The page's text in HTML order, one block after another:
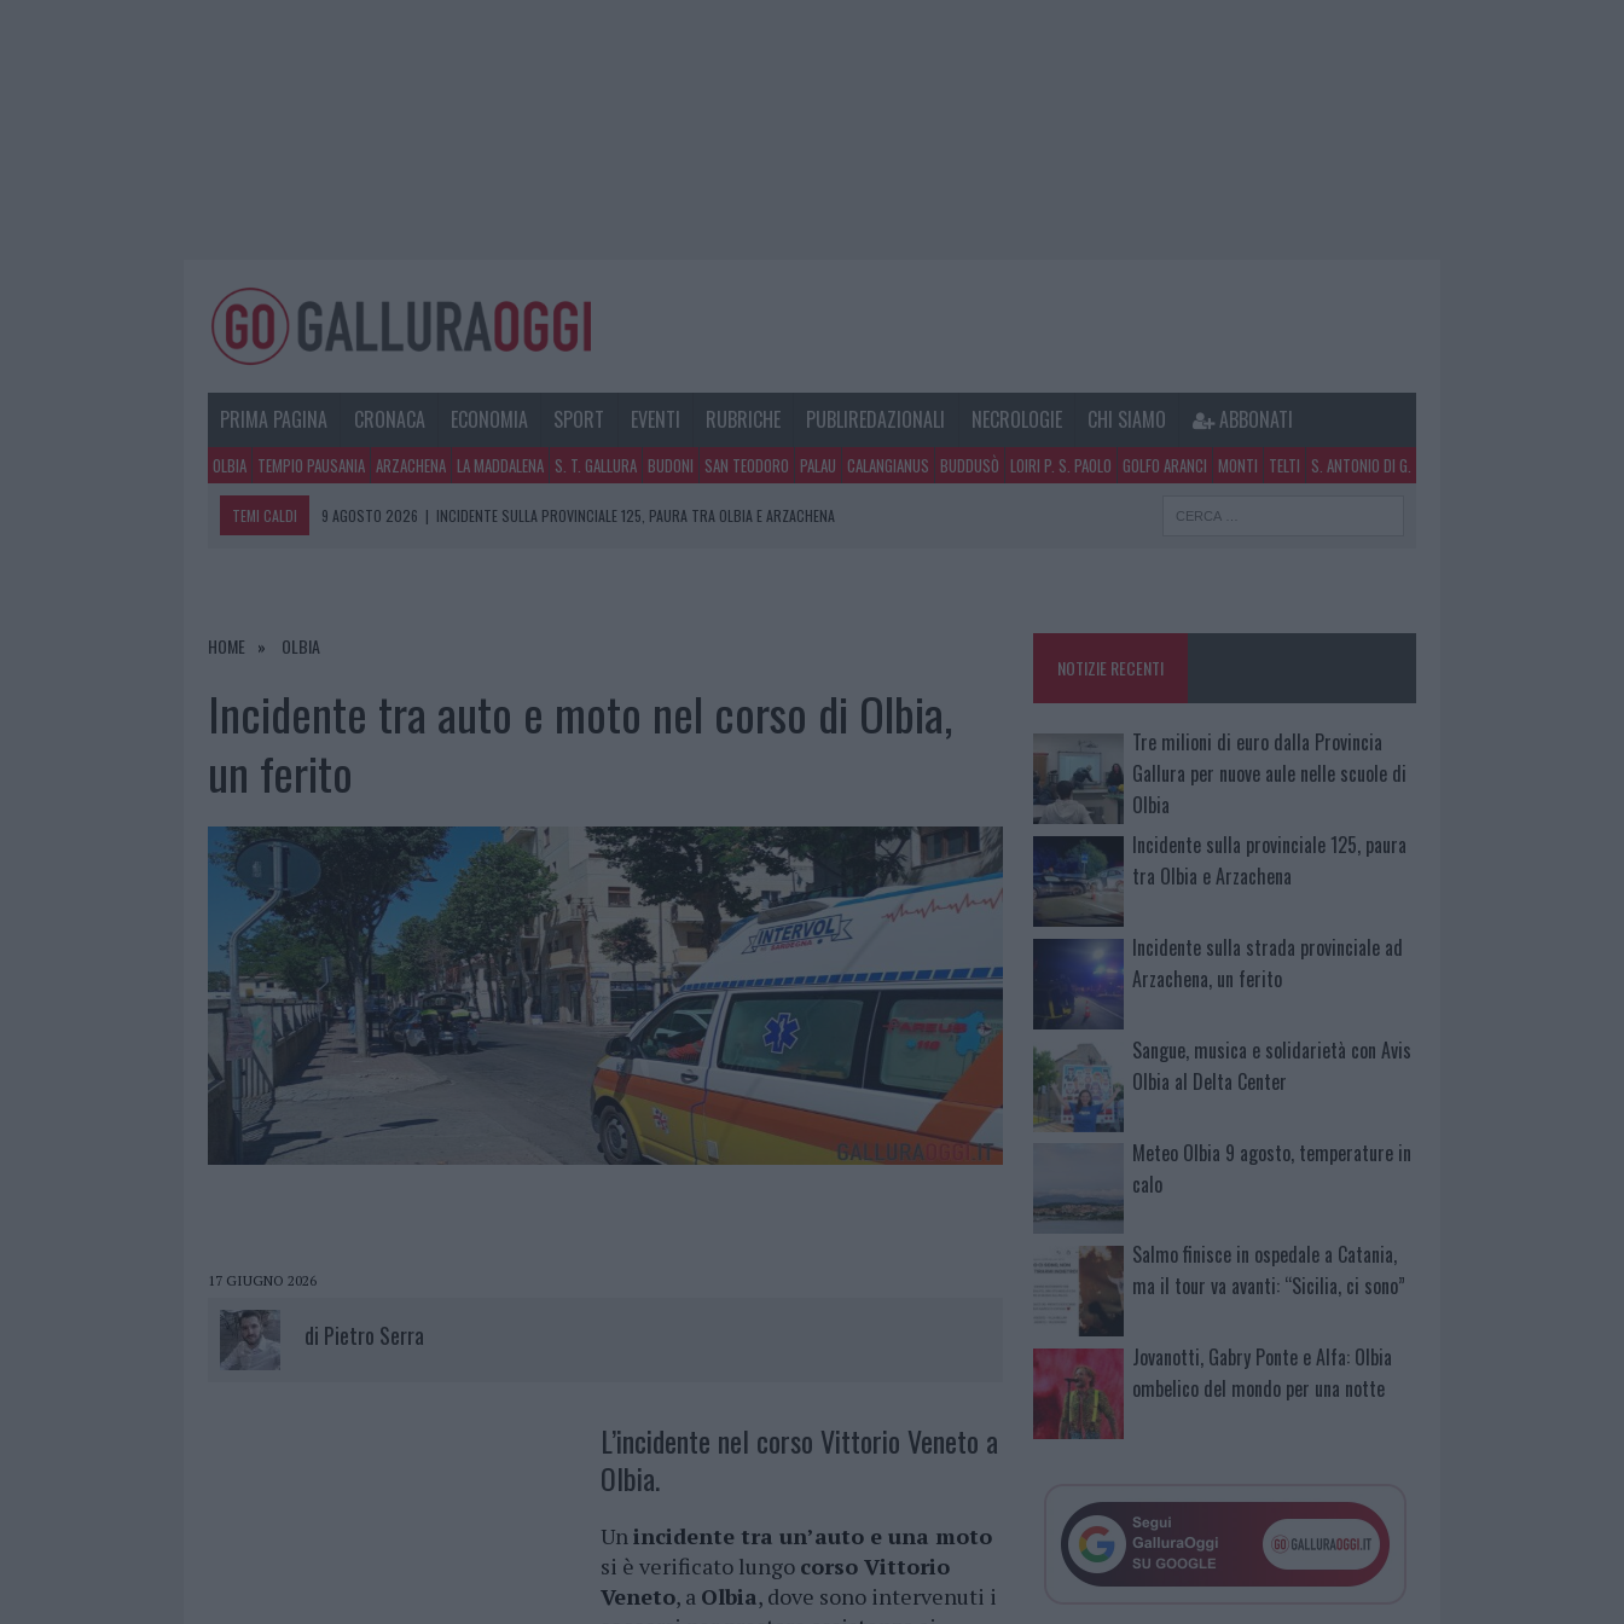
PRIMA PAGINA CRONACA ECONOMIA SPORT EVENTI RUBRICHE PUBLIREDAZIONALI NECROLOGIE CHI SIAMO ABBONATI
OLBIA TEMPIO PAUSANIA ARZACHENA LA MADDALENA S. T. GALLURA BUDONI SAN TEODORO PALAU CALANGIANUS BUDDUSÒ LOIRI P. S. PAOLO GOLFO ARANCI MONTI TELTI S. ANTONIO DI G.
TEMI CALDI 9 AGOSTO 2026 | INCIDENTE SULLA PROVINCIALE 125, PAURA TRA OLBIA E ARZACHENA
8 AGOSTO 2026
HOME OLBIA
Incidente tra auto e moto nel corso di Olbia,
un ferito
17 GIUGNO 2026
di Pietro Serra
L’incidente nel corso Vittorio Veneto a
Olbia.
Unincidente tra un’auto e una moto
si è verificato lungo corso Vittorio
Veneto, a Olbia, dove sono intervenuti i
NOTIZIE RECENTI
Tre milioni di euro dalla Provincia
Gallura per nuove aule nelle scuole di
Olbia
Incidente sulla provinciale 125, paura
tra Olbia e Arzachena
Incidente sulla strada provinciale ad
Arzachena, un ferito
Sangue, musica e solidarietà con Avis
Olbia al Delta Center
Meteo Olbia 9 agosto, temperature in
calo
Salmo finisce in ospedale a Catania,
ma il tour va avanti: “Sicilia, ci sono”
Jovanotti, Gabry Ponte e Alfa: Olbia
ombelico del mondo per una notte